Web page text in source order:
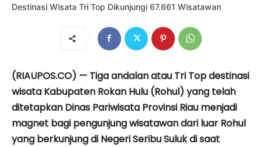
Destinasi Wisata Tri Top Dikunjungi 67.661 Wisatawan
(RIAUPOS.CO) — Tiga andalan atau Tri Top destinasi
wisata Kabupaten Rokan Hulu (Rohul) yang telah
ditetapkan Dinas Pariwisata Provinsi Riau menjadi
magnet bagi pengunjung wisatawan dari luar Rohul
yang berkunjung di Negeri Seribu Suluk di saat